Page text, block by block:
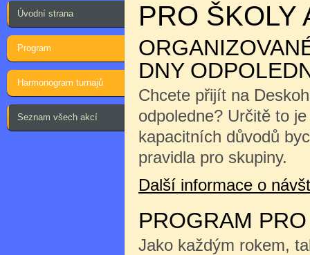
Úvodní strana
Program
Harmonogram turnajů
Seznam všech akcí
PRO ŠKOLY
DNY
Chcete přijít na
odpoledne? Určitě to
kapacitních důvodů
pravidla pro skupiny.
Další informace o
PROGRAM
Jako každým rokem,